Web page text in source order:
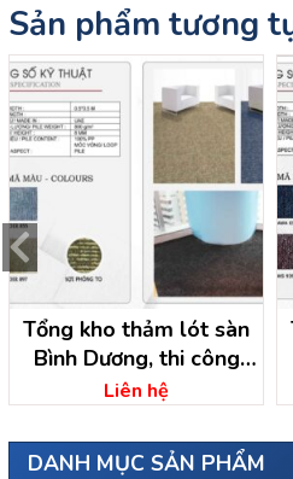
DANH MỤC SẢN PHẨM
Sản phẩm tương
Tổng kho thảm lót sàn
Bình Dương, thi công
thảm lót sàn
Liên hệ